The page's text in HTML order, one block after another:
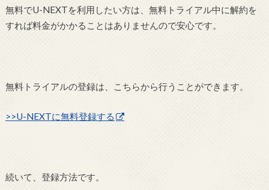
無料でU-NEXTを利用したい方は、無料トライアル中に解約を
すれば料金がかかることはありませんので安心です。
無料トライアルの登録は、こちらから行うことができます。
>>U-NEXTに無料登録する
続いて、登録方法です。